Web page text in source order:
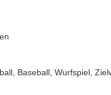
Baseball, Wurfspiel,